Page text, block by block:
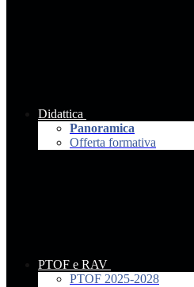
Didattica
Panoramica
Offerta formativa
PTOF e RAV
PTOF 2025-2028